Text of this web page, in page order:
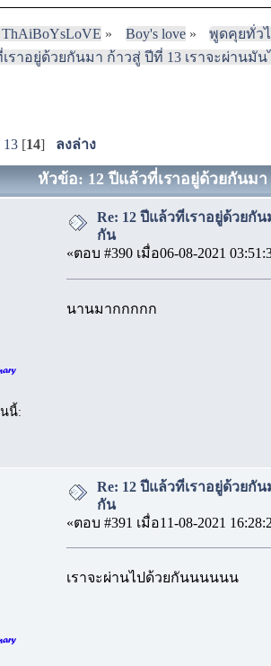
» Boy's love»
พูดคุยทั่ว
เราอยู่ด้วยกันมา ก้าวสู่ ปีที่ 13 เราจะผ่านมั
13 [14] ลงล่าง
หัวข้อ: 12 ปีแล้วที่เราอยู่ด้วยกันมา
นี้:
Re: 12 ปีแล้วที่เราอยู่ด้วยกั
กัน
«ตอบ #390 เมื่อ06-08-2021
นานมากกกกก
Re: 12 ปีแล้วที่เราอยู่ด้วยกั
กัน
«ตอบ #391 เมื่อ11-08-2021
เราจะผ่านไปด้วยกันนนนนน